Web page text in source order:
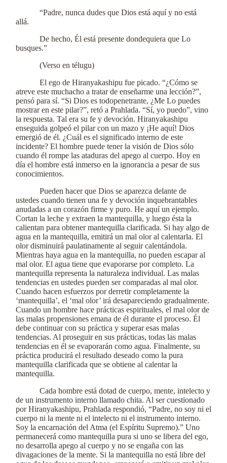
“Padre, nunca dudes que Dios está aquí y no está
allá.
De hecho, Él está presente dondequiera que Lo
busques.”
(Verso en télugu)
El ego de Hiranyakashipu fue picado. “¿Cómo se
atreve este muchacho a tratar de enseñarme una lección?”,
pensó para sí. “Si Dios es todopenetrante, ¿Me Lo puedes
mostrar en este pilar?”, retó a Prahlada. “Sí, yo puedo”, vino
la respuesta. Tal era su fe y devoción. Hiranyakashipu
enseguida golpeó el pilar con un mazo y ¡He aquí! Dios
emergió de él. ¿Cuál es el significado interno de este
incidente? El hombre puede tener la visión de Dios sólo
cuando él rompe las ataduras del apego al cuerpo. Hoy en
día el hombre está inmerso en la ignorancia a pesar de sus
conocimientos.
Pueden hacer que Dios se aparezca delante de
ustedes cuando tienen una fe y devoción inquebrantables
anudadas a un corazón firme y puro. He aquí un ejemplo.
Cortan la leche y extraen la mantequilla, y luego ésta la
calientan para obtener mantequilla clarificada. Si hay algo de
agua en la mantequilla, emitirá un mal olor al calentarla. El
olor disminuirá paulatinamente al seguir calentándola.
Mientras haya agua en la mantequilla, no pueden escapar al
mal olor. El agua tiene que evaporarse por completo. La
mantequilla representa la naturaleza individual. Las malas
tendencias en ustedes pueden ser comparadas al mal olor.
Cuando hacen esfuerzos por derretir completamente la
‘mantequilla’, el ‘mal olor’ irá desapareciendo gradualmente.
Cuando un hombre hace prácticas espirituales, el mal olor de
las malas propensiones emana de él durante el proceso. Él
debe continuar con su práctica y superar esas malas
tendencias. Al proseguir en sus prácticas, todas las malas
tendencias en él se evaporarán como agua. Finalmente, su
práctica producirá el resultado deseado como la pura
mantequilla clarificada que se obtiene al calentar la
mantequilla.
Cada hombre está dotad de cuerpo, mente, intelecto y
de un instrumento interno llamado chita. Al ser cuestionado
por Hiranyakashipu, Prahlada respondió, “Padre, no soy ni el
cuerpo ni la mente ni el intelecto ni el instrumento interno.
Soy la encarnación del Atma (el Espíritu Supremo).” Uno
permanecerá como mantequilla pura si uno se libera del ego,
no desarrolla apego al cuerpo y no se engaña con las
divagaciones de la mente. Si la mantequilla no está libre del